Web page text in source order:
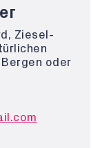
Ziesel-
oder